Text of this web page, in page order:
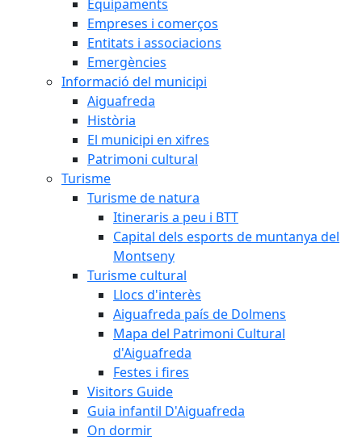
Equipaments
Empreses i comerços
Entitats i associacions
Emergències
Informació del municipi
Aiguafreda
Història
El municipi en xifres
Patrimoni cultural
Turisme
Turisme de natura
Itineraris a peu i BTT
Capital dels esports de muntanya del
Montseny
Turisme cultural
Llocs d'interès
Aiguafreda país de Dolmens
Mapa del Patrimoni Cultural
d'Aiguafreda
Festes i fires
Visitors Guide
Guia infantil D'Aiguafreda
On dormir